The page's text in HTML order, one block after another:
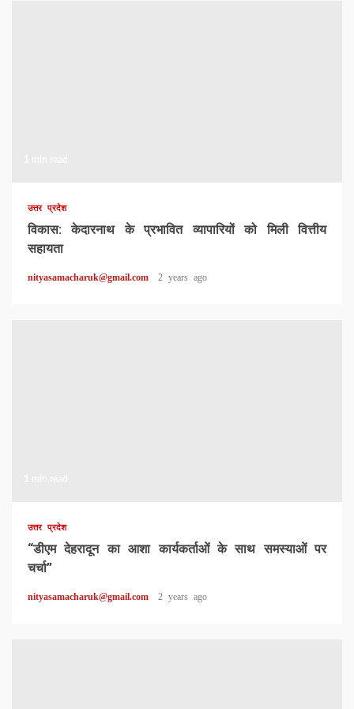
उत्तर प्रदेश
विकास: केदारनाथ के प्रभावित व्यापारियों को मिली वित्तीय
सहायता
nityasamacharuk@gmail.com 2 years ago
उत्तर प्रदेश
“डीएम देहरादून का आशा कार्यकर्ताओं के साथ समस्याओं पर
चर्चा”
nityasamacharuk@gmail.com 2 years ago